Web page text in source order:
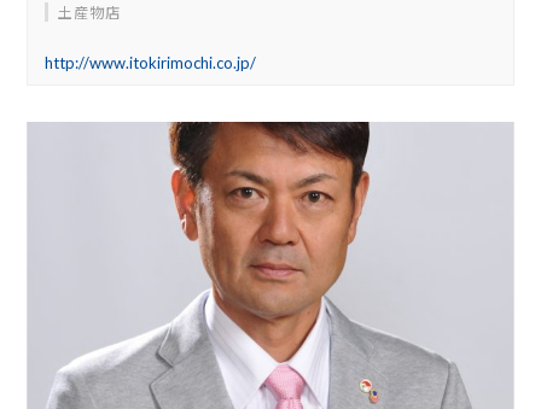
土産物店
http://www.itokirimochi.co.jp/